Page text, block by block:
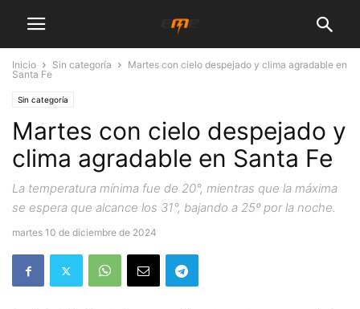
Inicio Sin categoría
Martes con cielo despejado y clima agradable en
Santa Fe
Sin categoría
Martes con cielo despejado y
clima agradable en Santa Fe
La temperatura mínima fue de 20°, mientras que la máxima
se espera que alcance los 31°, bajando a 25º por la noche.
martes 10 de diciembre de 2024